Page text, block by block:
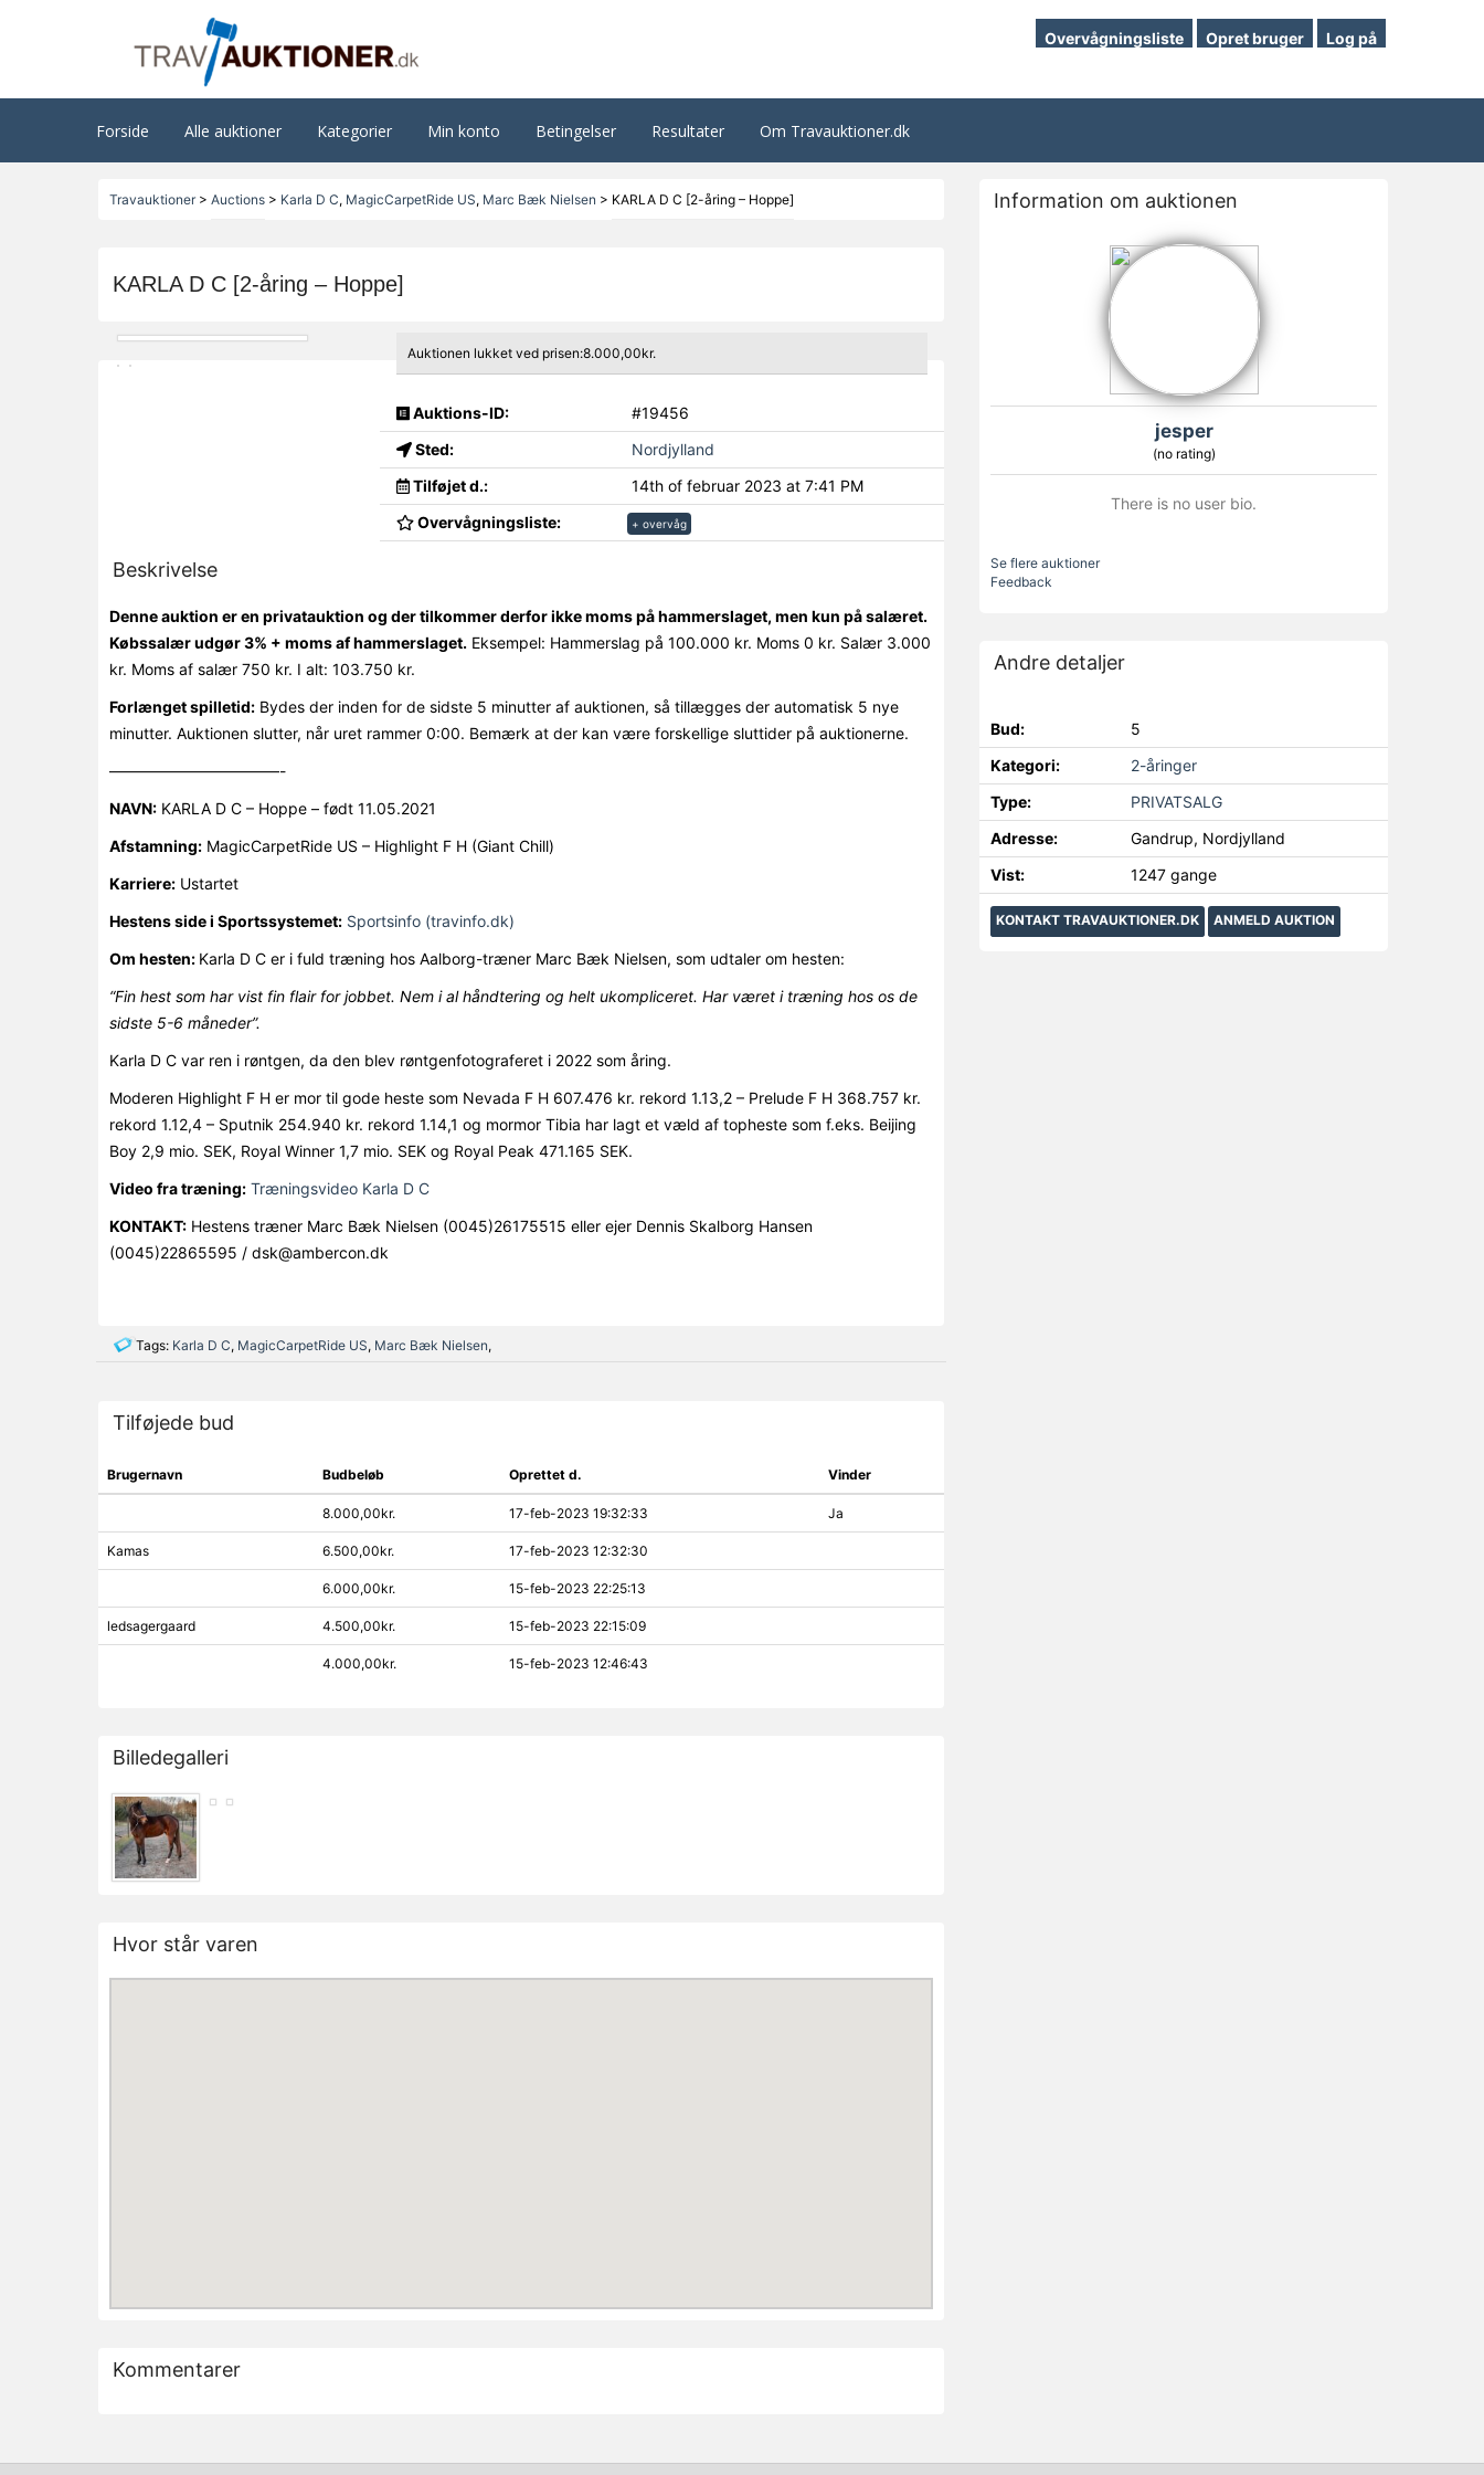
Overvågningsliste Opret bruger Log på
Forside Alle auktioner Kategorier Min konto Betingelser Resultater Om Travauktioner.dk
Travauktioner> Auctions> Karla D C, MagicCarpetRide US, Marc Bæk Nielsen > KARLA D C [2-åring – Hoppe]
KARLA D C [2-åring – Hoppe]
Auktionen lukket ved prisen:8.000,00kr.
Auktions-ID:
#19456
Sted:
Nordjylland
Tilføjet d.:
14th of februar 2023 at 7:41 PM
Overvågningsliste:
+ overvåg
Beskrivelse
Denne auktion er en privatauktion og der tilkommer derfor ikke moms på hammerslaget, men kun på salæret.
Købssalær udgør 3% + moms af hammerslaget.Eksempel: Hammerslag på 100.000 kr. Moms 0 kr. Salær 3.000
kr. Moms af salær 750 kr. I alt: 103.750 kr.
Forlænget spilletid:Bydes der inden for de sidste 5 minutter af auktionen, så tillægges der automatisk 5 nye
minutter. Auktionen slutter, når uret rammer 0:00. Bemærk at der kan være forskellige sluttider på auktionerne.
———————————-
NAVN:KARLA D C – Hoppe – født 11.05.2021
Afstamning:MagicCarpetRide US – Highlight F H (Giant Chill)
Karriere:Ustartet
Hestens side i Sportssystemet: Sportsinfo (travinfo.dk)
Om hesten: Karla D C er i fuld træning hos Aalborg-træner Marc Bæk Nielsen, som udtaler om hesten:
“Fin hest som har vist fin flair for jobbet. Nem i al håndtering og helt ukompliceret. Har været i træning hos os de
sidste 5-6 måneder”.
Karla D C var ren i røntgen, da den blev røntgenfotograferet i 2022 som åring.
Moderen Highlight F H er mor til gode heste som Nevada F H 607.476 kr. rekord 1.13,2 – Prelude F H 368.757 kr.
rekord 1.12,4 – Sputnik 254.940 kr. rekord 1.14,1 og mormor Tibia har lagt et væld af topheste som f.eks. Beijing
Boy 2,9 mio. SEK, Royal Winner 1,7 mio. SEK og Royal Peak 471.165 SEK.
Video fra træning: Træningsvideo Karla D C
KONTAKT:Hestens træner Marc Bæk Nielsen (0045)26175515 eller ejer Dennis Skalborg Hansen
(0045)22865595 / dsk@ambercon.dk
Tags: Karla D C, MagicCarpetRide US, Marc Bæk Nielsen,
Tilføjede bud
Brugernavn Budbeløb Oprettet d. Vinder
8.000,00kr. 17-feb-2023 19:32:33 Ja
Kamas 6.500,00kr. 17-feb-2023 12:32:30
6.000,00kr. 15-feb-2023 22:25:13
ledsagergaard 4.500,00kr. 15-feb-2023 22:15:09
4.000,00kr. 15-feb-2023 12:46:43
Billedegalleri
Hvor står varen
Kommentarer
Information om auktionen
jesper
(no rating)
There is no user bio.
Se flere auktioner
Feedback
Andre detaljer
Bud:
5
Kategori:
2-åringer
Type:
PRIVATSALG
Adresse:
Gandrup, Nordjylland
Vist:
1247 gange
KONTAKT TRAVAUKTIONER.DK ANMELD AUKTION